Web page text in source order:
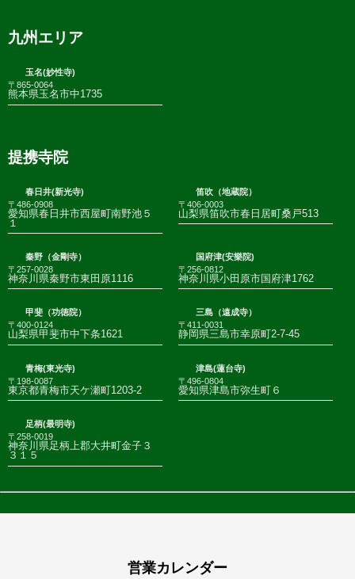
九州エリア
玉名(妙性寺)
〒865-0064
熊本県玉名市中1735
提携寺院
春日井(新光寺)
〒486-0908
愛知県春日井市西屋町南野池５
１
笛吹（地蔵院）
〒406-0003
山梨県笛吹市春日居町桑戸513
秦野（金剛寺）
〒257-0028
神奈川県秦野市東田原1116
国府津(安樂院)
〒256-0812
神奈川県小田原市国府津1762
甲斐（功徳院）
〒400-0124
山梨県甲斐市中下条1621
三島（遠成寺）
〒411-0031
静岡県三島市幸原町2-7-45
青梅(東光寺)
〒198-0087
東京都青梅市天ケ瀬町1203-2
津島(蓮台寺)
〒496-0804
愛知県津島市弥生町６
足柄(最明寺)
〒258-0019
神奈川県足柄上郡大井町金子３
３１５
営業カレンダー